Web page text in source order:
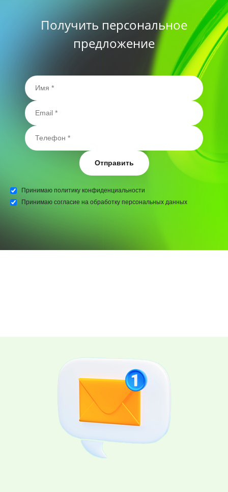
Получить персональное
предложение
Отправить
Принимаю политику конфиденциальности
Принимаю согласие на обработку персональных данных